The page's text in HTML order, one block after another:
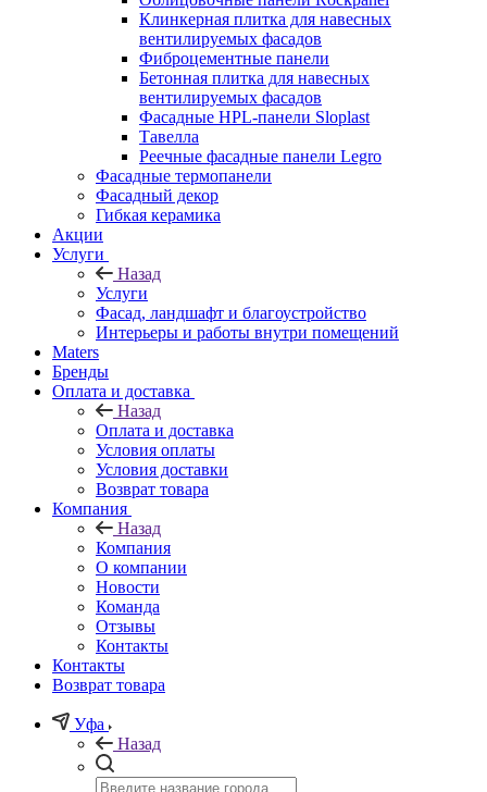
Клинкерная плитка для навесных
вентилируемых фасадов
Фиброцементные панели
Бетонная плитка для навесных
вентилируемых фасадов
Фасадные HPL-панели Sloplast
Тавелла
Реечные фасадные панели Legro
Фасадные термопанели
Фасадный декор
Гибкая керамика
Акции
Услуги
Назад
Услуги
Фасад, ландшафт и благоустройство
Интерьеры и работы внутри помещений
Maters
Бренды
Оплата и доставка
Назад
Оплата и доставка
Условия оплаты
Условия доставки
Возврат товара
Компания
Назад
Компания
О компании
Новости
Команда
Отзывы
Контакты
Контакты
Возврат товара
Уфа
Назад